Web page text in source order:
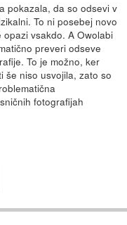
pokazala, da so odsevi v
To ni posebej novo
vsakdo. A Owolabi
preveri odseve
To je možno, ker
še niso usvojila, zato so
fotografijah